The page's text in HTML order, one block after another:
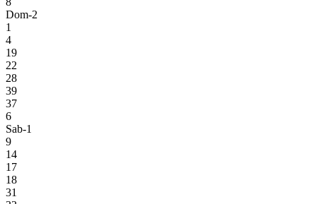
Dom-2
1
4
19
22
28
39
37
6
Sab-1
9
14
17
18
31